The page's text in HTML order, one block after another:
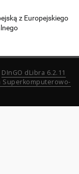
z Europejskiego
DInGO dLibra 6.2.11
Superkomputerowo-